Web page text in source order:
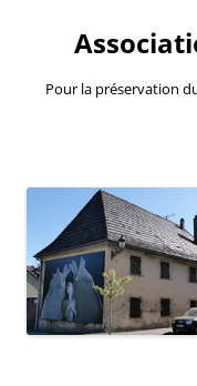
contenu
Pour la préservation